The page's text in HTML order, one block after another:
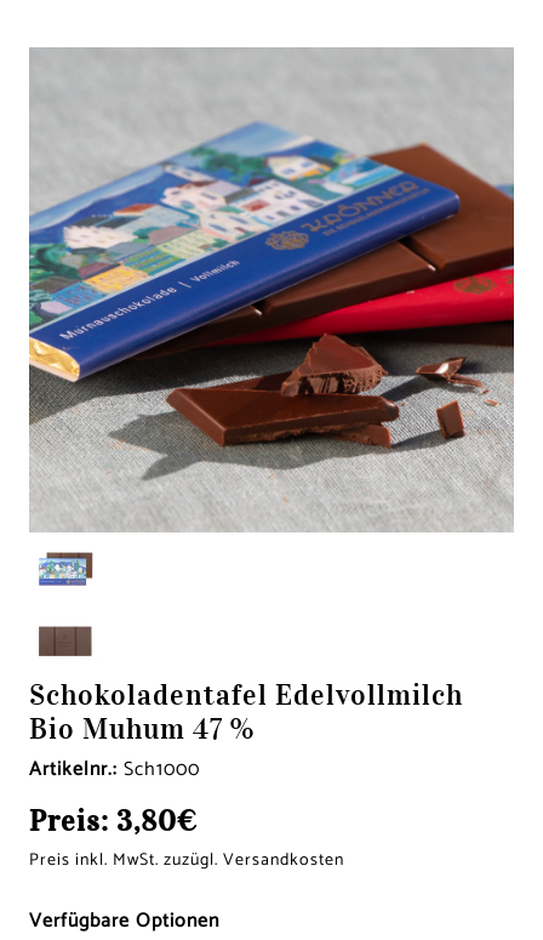
Schokoladentafel Edelvollmilch
Bio Muhum 47 %
Artikelnr.: Sch1000
Preis: 3,80€
Preis inkl. MwSt. zuzügl. Versandkosten
Verfügbare Optionen